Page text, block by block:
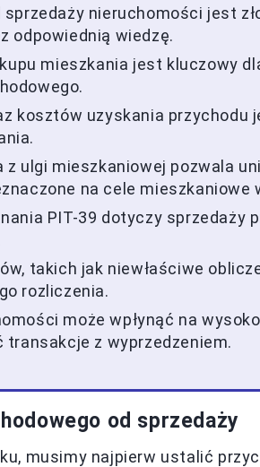
nieruchomości jest
odpowiednią wiedzę.
mieszkania jest kluczowy
kosztów uzyskania przychodu
ulgi mieszkaniowej pozwala
na cele mieszkaniowe
PIT-39 dotyczy sprzedaży
takich jak niewłaściwe
rozliczenia.
może wpłynąć na
z wyprzedzeniem.
od sprzedaży
musimy najpierw ustalić